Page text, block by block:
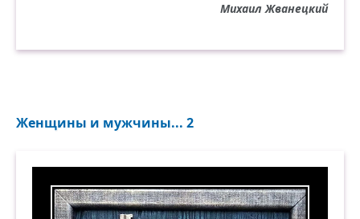
Михаил Жванецкий
Женщины и мужчины... 2